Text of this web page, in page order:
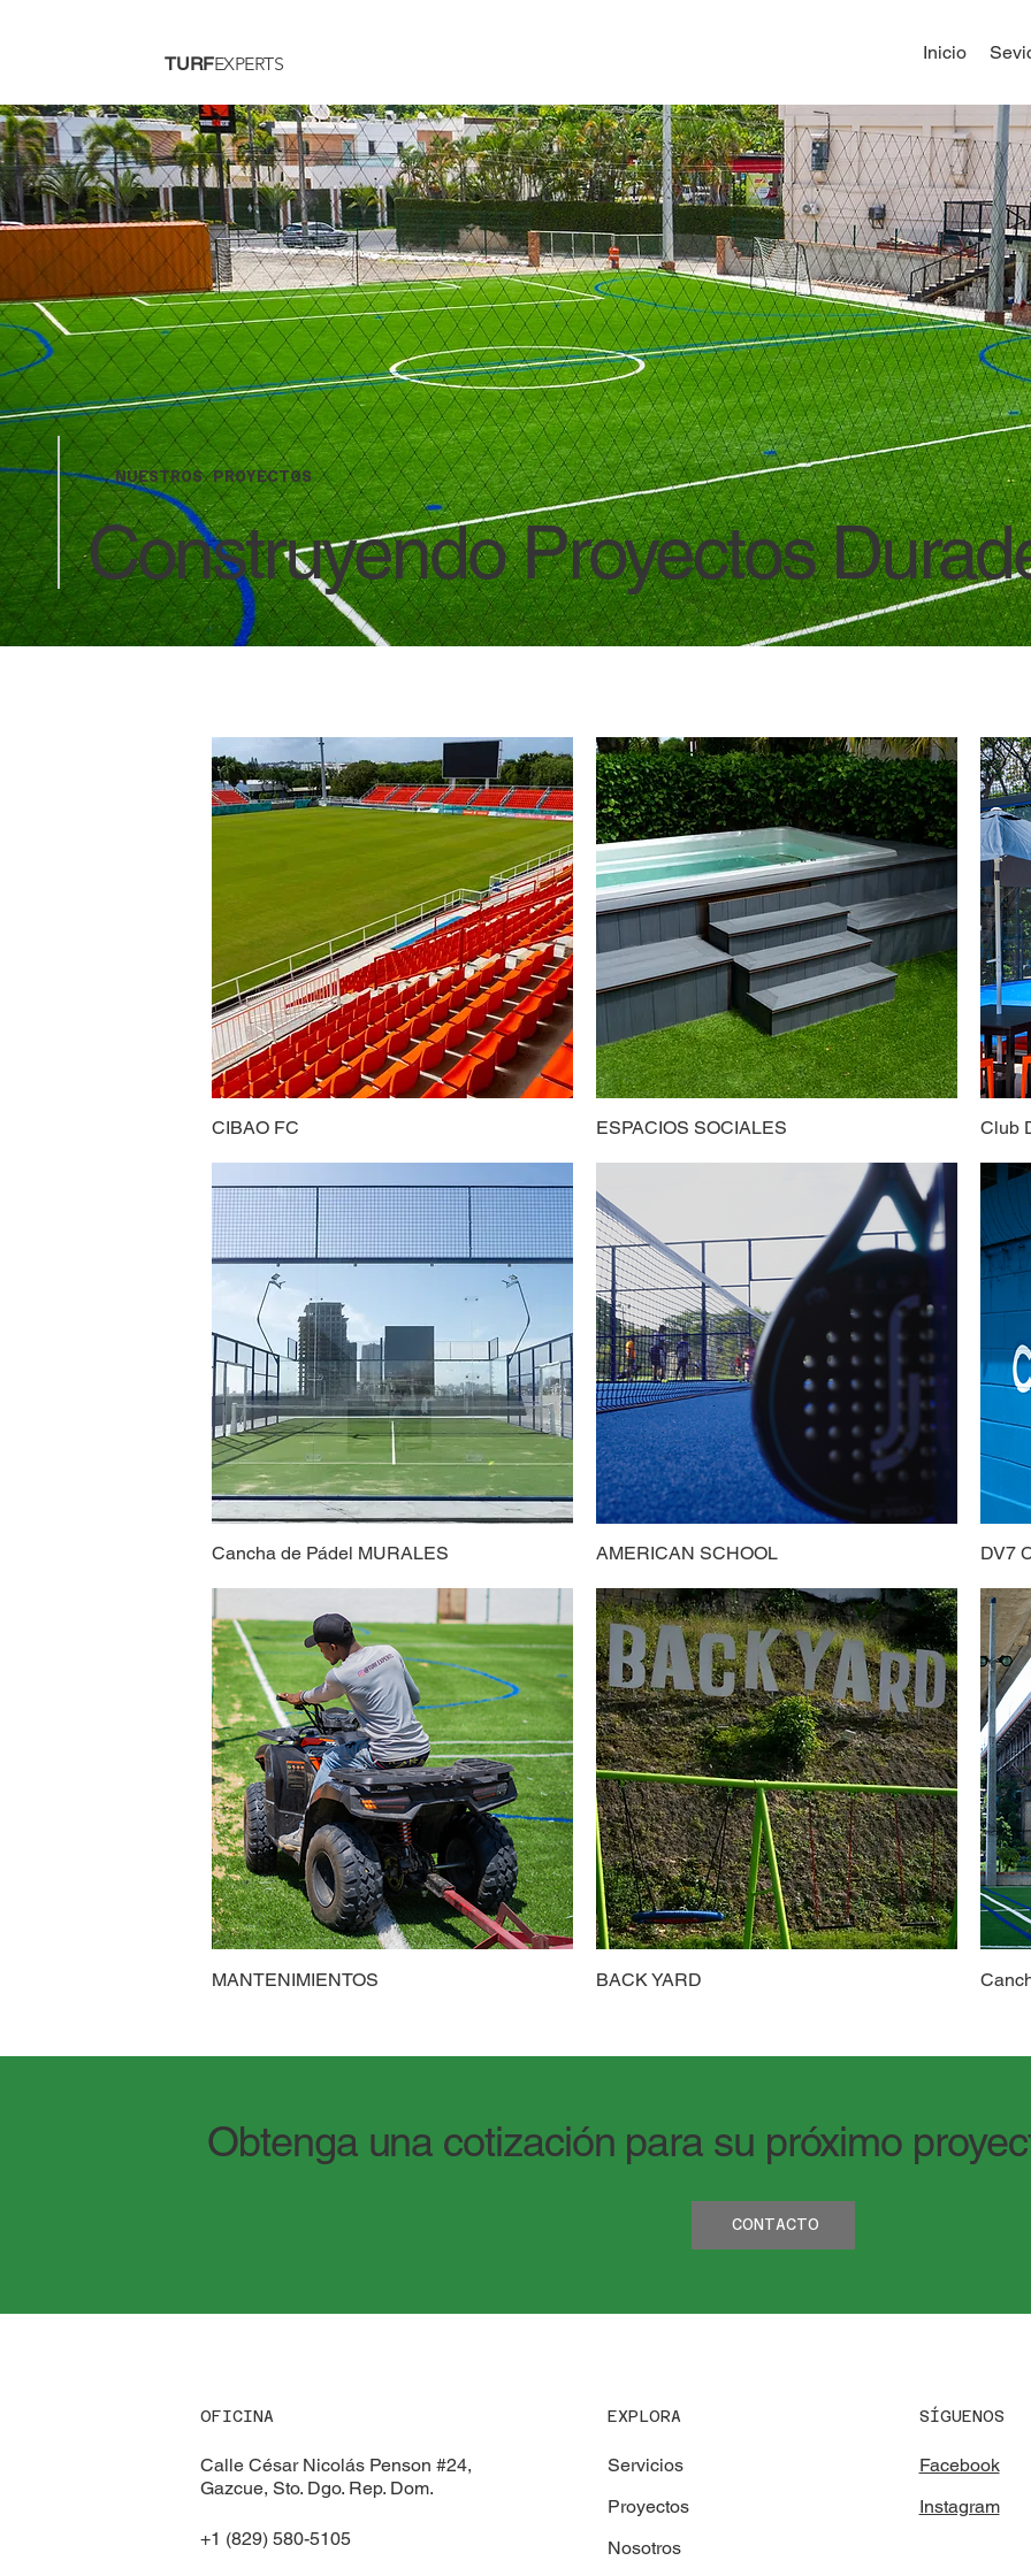
TURFEXPERTS
Inicio
NUESTROS PROYECTOS
Construyendo Proyectos
CIBAO FC ESPACIOS SOCIALES Club
Cancha de Pádel MURALES AMERICAN SCHOOL DV7
MANTENIMIENTOS BACK YARD
Obtenga una cotización para su próximo
CONTACTO
OFICINA
Calle César Nicolás Penson #24,
Gazcue, Sto. Dgo. Rep. Dom.
+1 (829) 580-5105
EXPLORA
Servicios
Proyectos
Nosotros
SÍGUENOS
Facebook
Instagram